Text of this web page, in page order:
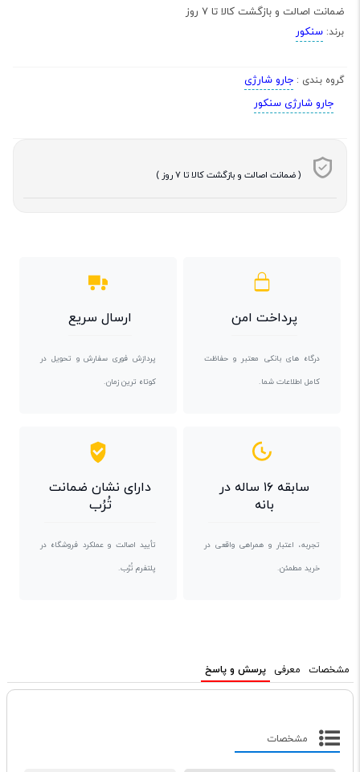
ضمانت اصالت و بازگشت کالا تا 7 روز
برند: سنکور
گروه بندی : جارو شارژی
جارو شارژی سنکور
( ضمانت اصالت و بازگشت کالا تا 7 روز )
پرداخت امن
درگاه های بانکی معتبر و حفاظت
کامل اطلاعات شما.
ارسال سریع
پردازش فوری سفارش و تحویل در
کوتاه ترین زمان.
سابقه ۱۶ ساله در
بانه
تجربه، اعتبار و همراهی واقعی در
خرید مطمئن.
دارای نشان ضمانت
تُرُب
تأیید اصالت و عملکرد فروشگاه در
پلتفرم تُرُب.
مشخصات معرفی پرسش و پاسخ
مشخصات